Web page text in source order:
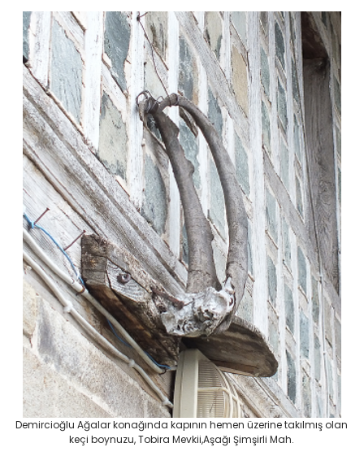
Demircioğlu Ağalar konağında kapının hemen üzerine takılmış olan
keçi boynuzu, Tobira Mevkii,Aşağı Şimşirli Mah.